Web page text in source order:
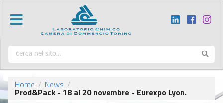
Home / News /
Prod&Pack - 18 al 20 novembre - Eurexpo Lyon.